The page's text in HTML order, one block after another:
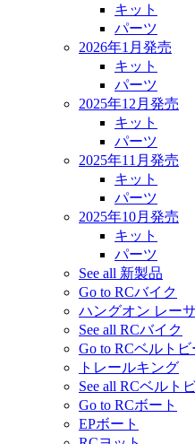
キット
パーツ
2026年1月発売
キット
パーツ
2025年12月発売
キット
パーツ
2025年11月発売
キット
パーツ
2025年10月発売
キット
パーツ
See all 新製品
Go to RCバイク
ハングオン レー
See all RCバイク
Go to RCベルト
トレールキング
See all RCベルト
Go to RCボート
EPボート